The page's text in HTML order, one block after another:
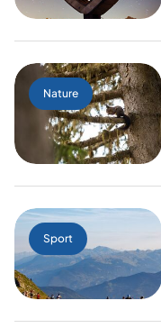
Nature
Sport